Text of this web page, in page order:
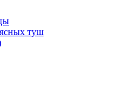
туш